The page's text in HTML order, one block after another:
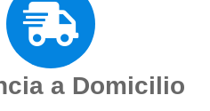
a Domicilio